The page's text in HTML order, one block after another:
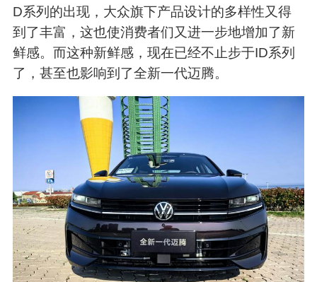
D系列的出现，大众旗下产品设计的多样性又得
到了丰富，这也使消费者们又进一步地增加了新
鲜感。而这种新鲜感，现在已经不止步于ID系列
了，甚至也影响到了全新一代迈腾。